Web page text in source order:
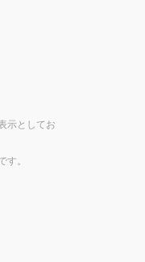
示としてお
す。